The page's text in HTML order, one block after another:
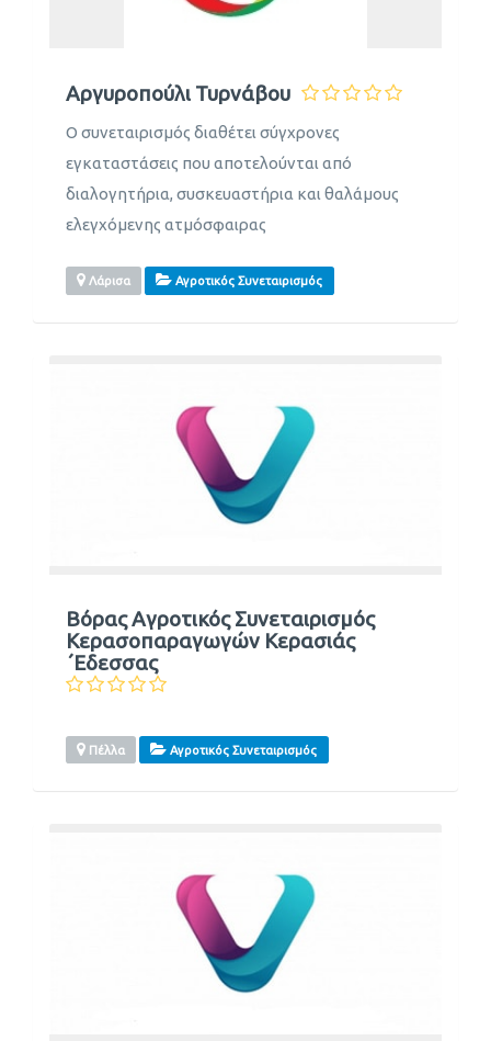
Αργυροπούλι Τυρνάβου
Ο συνεταιρισμός διαθέτει σύγχρονες
εγκαταστάσεις που αποτελούνται από
διαλογητήρια, συσκευαστήρια και θαλάμους
ελεγχόμενης ατμόσφαιρας
Λάρισα Αγροτικός Συνεταιρισμός
Βόρας Αγροτικός Συνεταιρισμός
Κερασοπαραγωγών Κερασιάς
΄Εδεσσας
Πέλλα Αγροτικός Συνεταιρισμός